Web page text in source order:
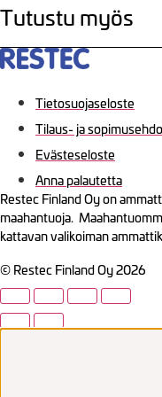
Tutustu myös
Tietosuojaseloste
Tilaus- ja
Evästeseloste
Anna palautetta
Restec Finland Oy on
maahantuoja.
kattavan valikoiman
© Restec Finland Oy 2026